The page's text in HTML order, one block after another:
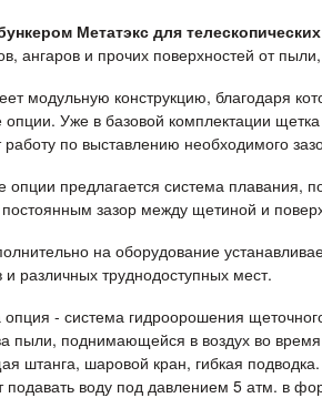
Метатэкс для
ангаров и прочих поверхностей от
модульную конструкцию, благодаря
Уже в базовой комплектации
по выставлению необходимого
опции предлагается система плавания,
зазор между щетиной и
на оборудование
различных труднодоступных мест.
- система гидроорошения
пыли, поднимающейся в воздух во
штанга, шаровой кран, гибкая
подавать воду под давлением 5 атм. в